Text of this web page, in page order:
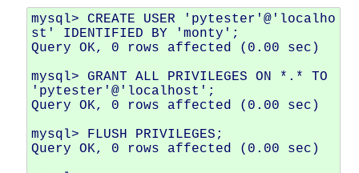
mysql> CREATE USER 'pytester'@'localho
st' IDENTIFIED BY 'monty';
Query OK, 0 rows affected (0.00 sec)
mysql> GRANT ALL PRIVILEGES ON *.* TO
'pytester'@'localhost';
Query OK, 0 rows affected (0.00 sec)
mysql> FLUSH PRIVILEGES;
Query OK, 0 rows affected (0.00 sec)